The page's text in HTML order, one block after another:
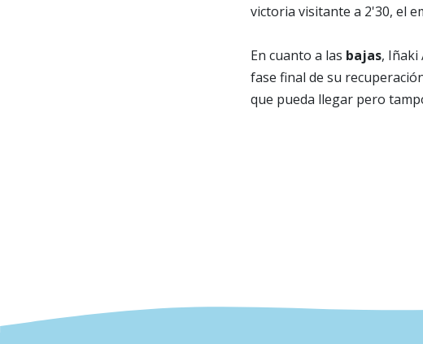
victoria visitante a 2'30, el
En cuanto a las bajas, Iñaki
fase final de su
que pueda llegar pero